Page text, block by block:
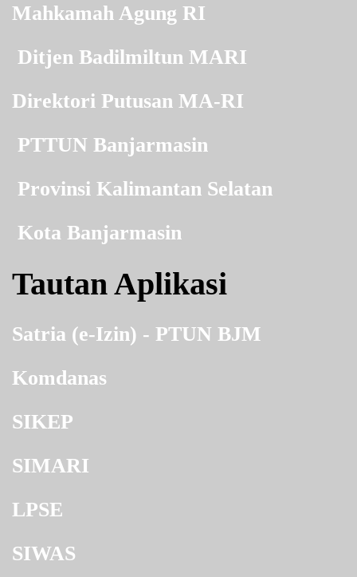
Mahkamah Agung RI
Ditjen Badilmiltun MARI
Direktori Putusan MA-RI
PTTUN Banjarmasin
Provinsi Kalimantan Selatan
Kota Banjarmasin
Tautan Aplikasi
Satria (e-Izin) - PTUN BJM
Komdanas
SIKEP
SIMARI
LPSE
SIWAS